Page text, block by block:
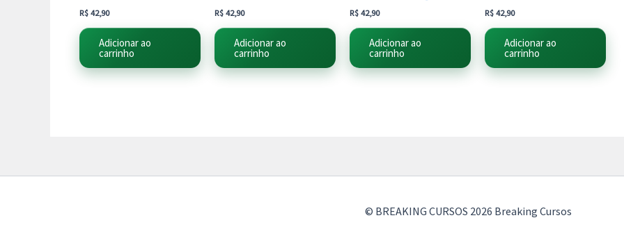
R$ 42,90
Adicionar ao
carrinho
R$ 42,90
Adicionar ao
carrinho
R$ 42,90
Adicionar ao
carrinho
R$ 42,90
Adicionar ao
carrinho
© BREAKING CURSOS 2026 Breaking Cursos